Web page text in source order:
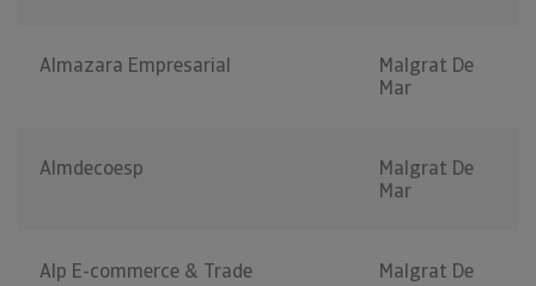
Almazara Empresarial
Malgrat De
Mar
Almdecoesp
Malgrat De
Mar
Alp E-commerce & Trade
Malgrat De